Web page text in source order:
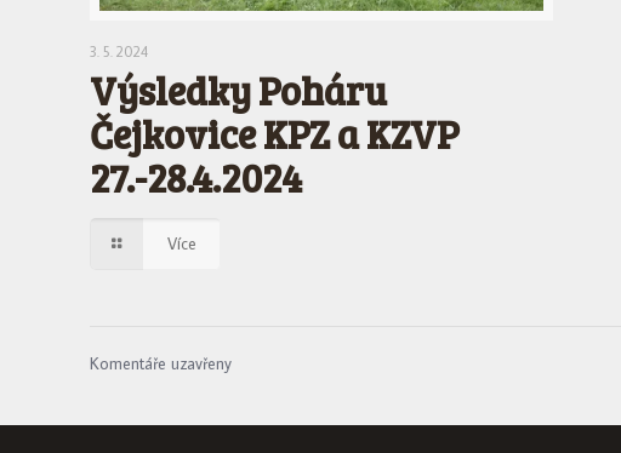
3. 5. 2024
Výsledky Poháru
Čejkovice KPZ a KZVP
27.-28.4.2024
Více
Komentáře uzavřeny